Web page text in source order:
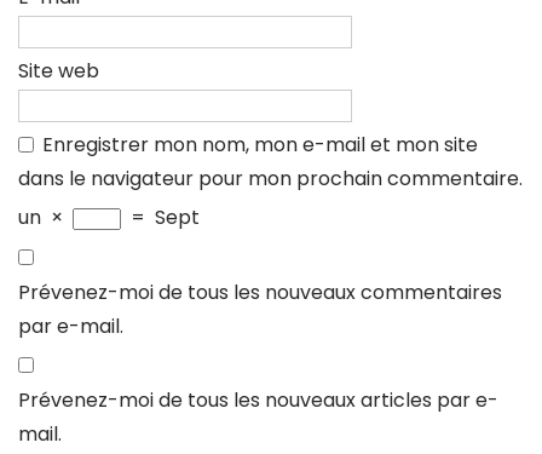
Site web
Enregistrer mon nom, mon e-mail et mon site
dans le navigateur pour mon prochain commentaire.
un × = Sept
Prévenez-moi de tous les nouveaux commentaires
par e-mail.
Prévenez-moi de tous les nouveaux articles par e-
mail.